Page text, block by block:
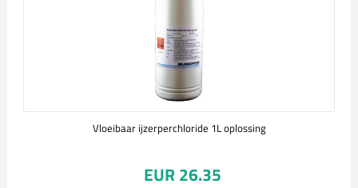
Vloeibaar ijzerperchloride 1L oplossing
EUR 26.35